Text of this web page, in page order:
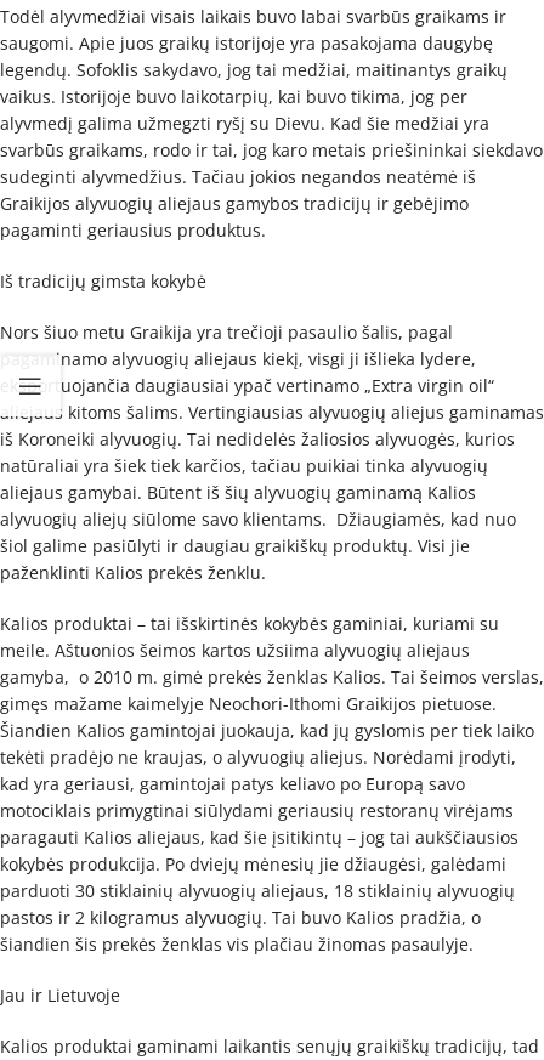
Todėl alyvmedžiai visais laikais buvo labai svarbūs graikams ir
saugomi. Apie juos graikų istorijoje yra pasakojama daugybę
legendų. Sofoklis sakydavo, jog tai medžiai, maitinantys graikų
vaikus. Istorijoje buvo laikotarpių, kai buvo tikima, jog per
alyvmedį galima užmegzti ryšį su Dievu. Kad šie medžiai yra
svarbūs graikams, rodo ir tai, jog karo metais priešininkai siekdavo
sudeginti alyvmedžius. Tačiau jokios negandos neatėmė iš
Graikijos alyvuogių aliejaus gamybos tradicijų ir gebėjimo
pagaminti geriausius produktus.
Iš tradicijų gimsta kokybė
Nors šiuo metu Graikija yra trečioji pasaulio šalis, pagal
pagaminamo alyvuogių aliejaus kiekį, visgi ji išlieka lydere,
eksportuojančia daugiausiai ypač vertinamo „Extra virgin oil“
aliejaus kitoms šalims. Vertingiausias alyvuogių aliejus gaminamas
iš Koroneiki alyvuogių. Tai nedidelės žaliosios alyvuogės, kurios
natūraliai yra šiek tiek karčios, tačiau puikiai tinka alyvuogių
aliejaus gamybai. Būtent iš šių alyvuogių gaminamą Kalios
alyvuogių aliejų siūlome savo klientams. Džiaugiamės, kad nuo
šiol galime pasiūlyti ir daugiau graikiškų produktų. Visi jie
paženklinti Kalios prekės ženklu.
Kalios produktai – tai išskirtinės kokybės gaminiai, kuriami su
meile. Aštuonios šeimos kartos užsiima alyvuogių aliejaus
gamyba, o 2010 m. gimė prekės ženklas Kalios. Tai šeimos verslas,
gimęs mažame kaimelyje Neochori-Ithomi Graikijos pietuose.
Šiandien Kalios gamintojai juokauja, kad jų gyslomis per tiek laiko
tekėti pradėjo ne kraujas, o alyvuogių aliejus. Norėdami įrodyti,
kad yra geriausi, gamintojai patys keliavo po Europą savo
motociklais primygtinai siūlydami geriausių restoranų virėjams
paragauti Kalios aliejaus, kad šie įsitikintų – jog tai aukščiausios
kokybės produkcija. Po dviejų mėnesių jie džiaugėsi, galėdami
parduoti 30 stiklainių alyvuogių aliejaus, 18 stiklainių alyvuogių
pastos ir 2 kilogramus alyvuogių. Tai buvo Kalios pradžia, o
šiandien šis prekės ženklas vis plačiau žinomas pasaulyje.
Jau ir Lietuvoje
Kalios produktai gaminami laikantis senųjų graikiškų tradicijų, tad